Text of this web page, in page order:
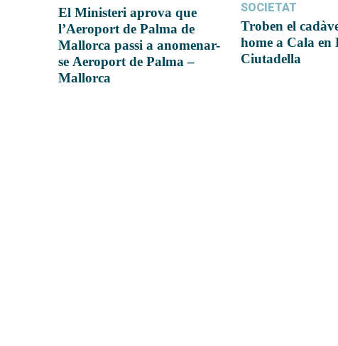
El Ministeri aprova que
l’Aeroport de Palma de
Mallorca passi a anomenar-
se Aeroport de Palma –
Mallorca
SOCIETAT
Troben el
home a Cala en
Ciutadella